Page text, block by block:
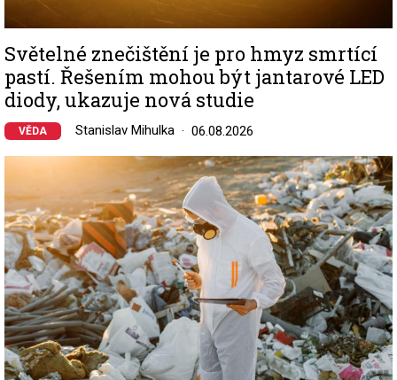
Světelné znečištění je pro hmyz smrtící
pastí. Řešením mohou být jantarové LED
diody, ukazuje nová studie
VĚDA Stanislav Mihulka 06.08.2026
Image